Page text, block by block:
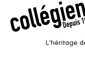
L'héritage